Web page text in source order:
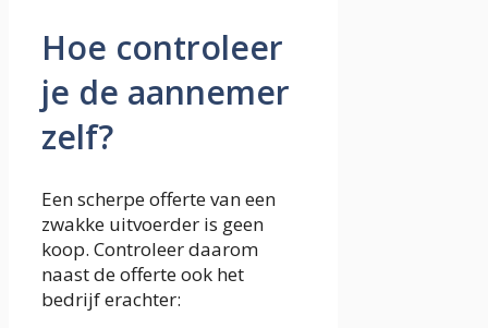
Hoe controleer
je de aannemer
zelf?
Een scherpe offerte van een
zwakke uitvoerder is geen
koop. Controleer daarom
naast de offerte ook het
bedrijf erachter: